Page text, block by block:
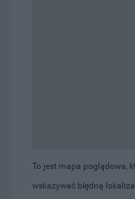
To jest mapa poglądowa,
wskazywać błędną